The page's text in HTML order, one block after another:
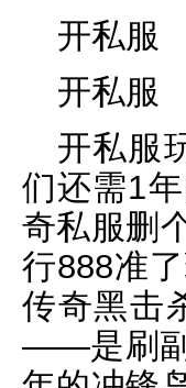
开私服
开私服
开私服
们还需1
奇私服删
行888准
传奇黑击
——是刷副